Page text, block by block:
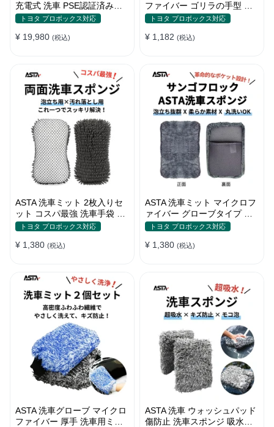
充電式 洗車 PSE認証済み
13Lバケツ一体型 折りたたみ
360度回転ノズル トリガーガ
キャスター付属 水道接続不要
多機能コンパクト収納
トヨタ プロボックス対応
¥ 19,980 (税込)
ファイバー ゴリラの手型 ス
ポンジ ボディー用 傷防止 吸
イク 洗車グッズ 掃除 手袋型
トヨタ プロボックス対応
¥ 1,182 (税込)
ASTA 洗車ミット 2枚入りセ
ット コスパ最強 洗車手袋 マ
イクロファイバー製 洗車グッ
ポンジ
トヨタ プロボックス対応
¥ 1,380 (税込)
ASTA 洗車ミット マイクロフ
ァイバー グローブタイプ 洗
車プロも愛用 傷防止 高吸水
ング用品
トヨタ プロボックス対応
¥ 1,380 (税込)
ASTA 洗車グローブ マイクロ
ファイバー 厚手 洗車用ミッ
ASTA 洗車 ウォッシュパッド
傷防止 洗車スポンジ 吸水性